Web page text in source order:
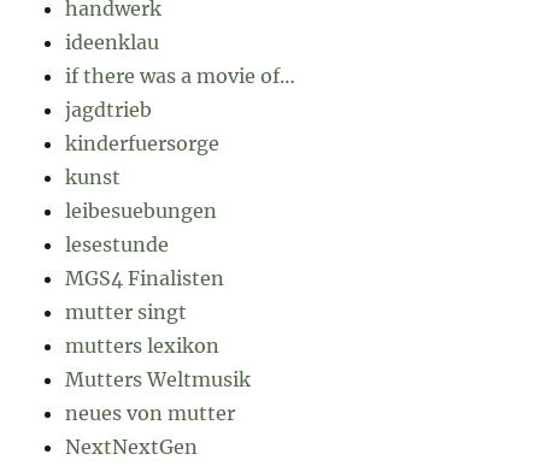
handwerk
ideenklau
if there was a movie of…
jagdtrieb
kinderfuersorge
kunst
leibesuebungen
lesestunde
MGS4 Finalisten
mutter singt
mutters lexikon
Mutters Weltmusik
neues von mutter
NextNextGen